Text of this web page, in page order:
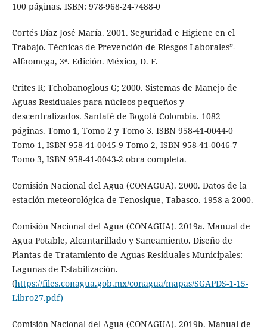
100 páginas. ISBN: 978-968-24-7488-0
Cortés Díaz José María. 2001. Seguridad e Higiene en el
Trabajo. Técnicas de Prevención de Riesgos Laborales”-
Alfaomega, 3ª. Edición. México, D. F.
Crites R; Tchobanoglous G; 2000. Sistemas de Manejo de
Aguas Residuales para núcleos pequeños y
descentralizados. Santafé de Bogotá Colombia. 1082
páginas. Tomo 1, Tomo 2 y Tomo 3. ISBN 958-41-0044-0
Tomo 1, ISBN 958-41-0045-9 Tomo 2, ISBN 958-41-0046-7
Tomo 3, ISBN 958-41-0043-2 obra completa.
Comisión Nacional del Agua (CONAGUA). 2000. Datos de la
estación meteorológica de Tenosique, Tabasco. 1958 a 2000.
Comisión Nacional del Agua (CONAGUA). 2019a. Manual de
Agua Potable, Alcantarillado y Saneamiento. Diseño de
Plantas de Tratamiento de Aguas Residuales Municipales:
Lagunas de Estabilización.
(https://files.conagua.gob.mx/conagua/mapas/SGAPDS-1-15-
Libro27.pdf)
Comisión Nacional del Agua (CONAGUA). 2019b. Manual de